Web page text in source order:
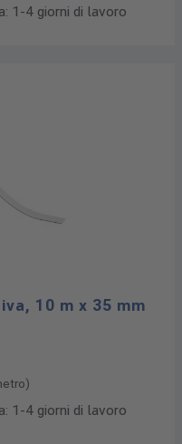
1-4 giorni di lavoro
10 m x 35 mm
1-4 giorni di lavoro